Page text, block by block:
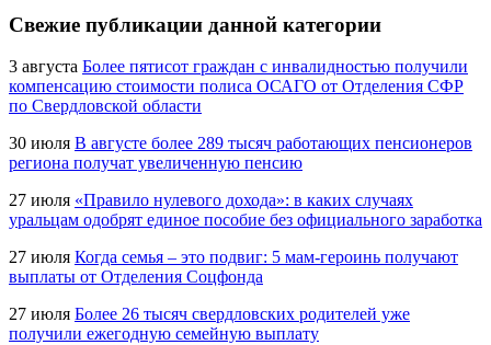
Свежие публикации данной категории
3 августа Более пятисот граждан с инвалидностью получили
компенсацию стоимости полиса ОСАГО от Отделения СФР
по Свердловской области
30 июля В августе более 289 тысяч работающих пенсионеров
региона получат увеличенную пенсию
27 июля «Правило нулевого дохода»: в каких случаях
уральцам одобрят единое пособие без официального заработка
27 июля Когда семья – это подвиг: 5 мам-героинь получают
выплаты от Отделения Соцфонда
27 июля Более 26 тысяч свердловских родителей уже
получили ежегодную семейную выплату